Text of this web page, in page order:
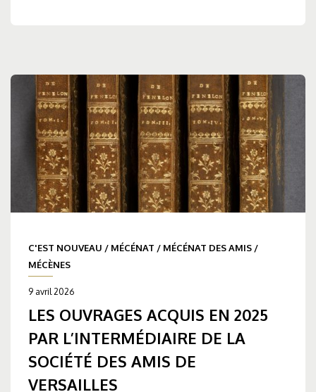
C'EST NOUVEAU / MÉCÉNAT / MÉCÉNAT DES AMIS /
MÉCÈNES
9 avril 2026
LES OUVRAGES ACQUIS EN 2025
PAR L’INTERMÉDIAIRE DE LA
SOCIÉTÉ DES AMIS DE
VERSAILLES